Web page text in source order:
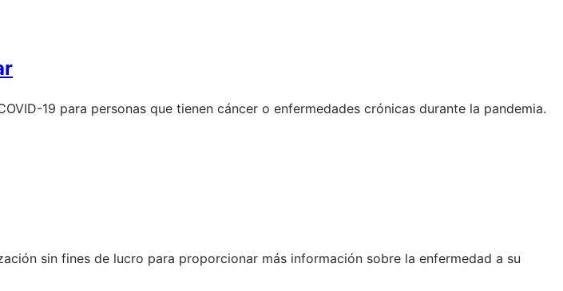
19 para personas que tienen cáncer o enfermedades crónicas durante la pandemia.
sin fines de lucro para proporcionar más información sobre la enfermedad a su